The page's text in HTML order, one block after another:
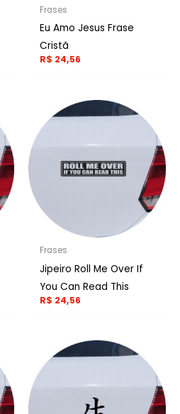
Frases
Eu Amo Jesus Frase
Cristã
R$ 24,56
Frases
Jipeiro Roll Me Over If
You Can Read This
R$ 24,56